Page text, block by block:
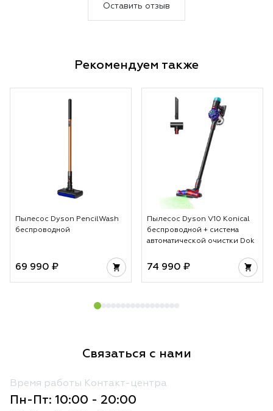
теперь в удовольствие.
Оставить отзыв
Рекомендуем также
Пылесос Dyson PencilWash
беспроводной
69 990 ₽
Пылесос Dyson V10 Konical
беспроводной + система
автоматической очистки Dok
74 990 ₽
Связаться с нами
Время работы Контакт-центра
Пн-Пт: 10:00 - 20:00